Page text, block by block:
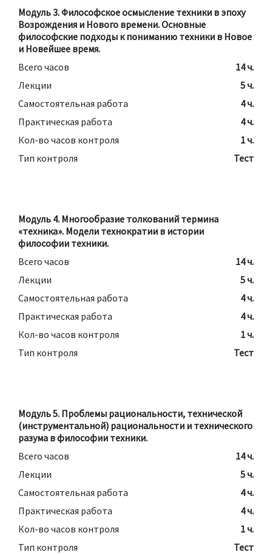
Модуль 3. Философское осмысление техники в эпоху
Возрождения и Нового времени. Основные
философские подходы к пониманию техники в Новое
и Новейшее время.
Всего часов
14 ч.
Лекции
5 ч.
Самостоятельная работа
4 ч.
Практическая работа
4 ч.
Кол-во часов контроля
1 ч.
Тип контроля
Тест
Модуль 4. Многообразие толкований термина
«техника». Модели технократии в истории
философии техники.
Всего часов
14 ч.
Лекции
5 ч.
Самостоятельная работа
4 ч.
Практическая работа
4 ч.
Кол-во часов контроля
1 ч.
Тип контроля
Тест
Модуль 5. Проблемы рациональности, технической
(инструментальной) рациональности и технического
разума в философии техники.
Всего часов
14 ч.
Лекции
5 ч.
Самостоятельная работа
4 ч.
Практическая работа
4 ч.
Кол-во часов контроля
1 ч.
Тип контроля
Тест